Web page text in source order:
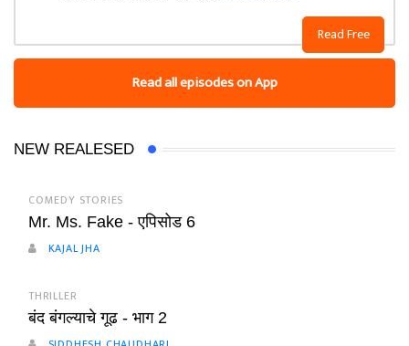
Read Free
Read all episodes on App
NEW REALESED
COMEDY STORIES
Mr. Ms. Fake - एपिसोड 6
KAJAL JHA
THRILLER
बंद बंगल्याचे गूढ - भाग 2